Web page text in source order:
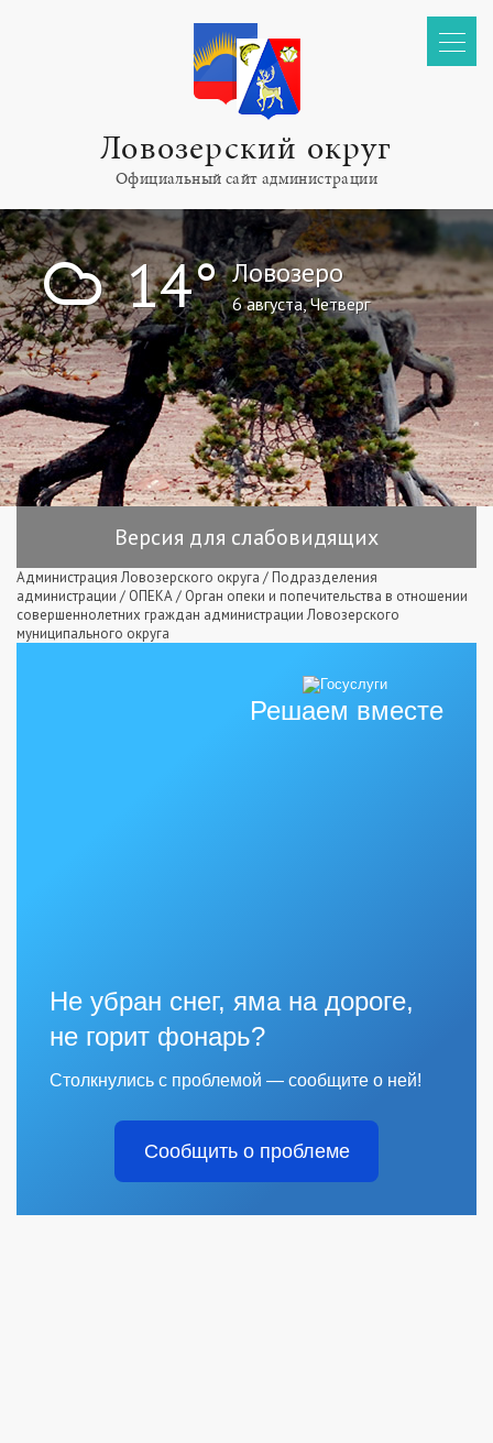
Ловозерский округ
Официальный сайт администрации
! 14° Ловозеро
6 августа, Четверг
Версия для слабовидящих
Администрация Ловозерского округа / Подразделения
администрации / ОПЕКА/ Орган опеки и попечительства в отношении
совершеннолетних граждан администрации Ловозерского
муниципального округа
Решаем вместе
Не убран снег, яма на дороге,
не горит фонарь?
Столкнулись с проблемой — сообщите о ней!
Сообщить о проблеме